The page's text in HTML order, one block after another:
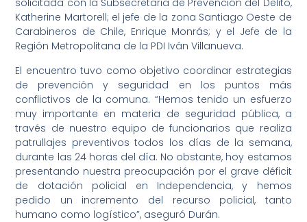
solicitada con la Subsecretaria de Prevención del Delito,
Katherine Martorell; el jefe de la zona Santiago Oeste de
Carabineros de Chile, Enrique Monrás; y el Jefe de la
Región Metropolitana de la PDI Iván Villanueva.
El encuentro tuvo como objetivo coordinar estrategias
de prevención y seguridad en los puntos más
conflictivos de la comuna. “Hemos tenido un esfuerzo
muy importante en materia de seguridad pública, a
través de nuestro equipo de funcionarios que realiza
patrullajes preventivos todos los días de la semana,
durante las 24 horas del día. No obstante, hoy estamos
presentando nuestra preocupación por el grave déficit
de dotación policial en Independencia, y hemos
pedido un incremento del recurso policial, tanto
humano como logístico”, aseguró Durán.